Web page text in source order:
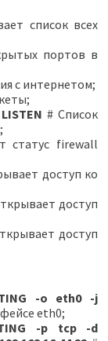
список всех
портов в
с интернетом;
# Список
статус firewall
доступ ко
доступ
доступ
-o eth0 -j
eth0;
-p tcp -d